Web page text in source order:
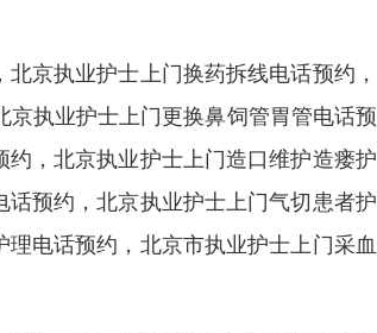
京执业护士上门换药拆线电话预约
执业护士上门更换鼻饲管胃管电话
，北京执业护士上门造口维护造瘘
预约，北京执业护士上门气切患者
电话预约，北京市执业护士上门采